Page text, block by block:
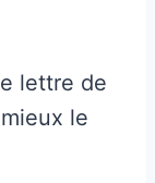
lettre de
le